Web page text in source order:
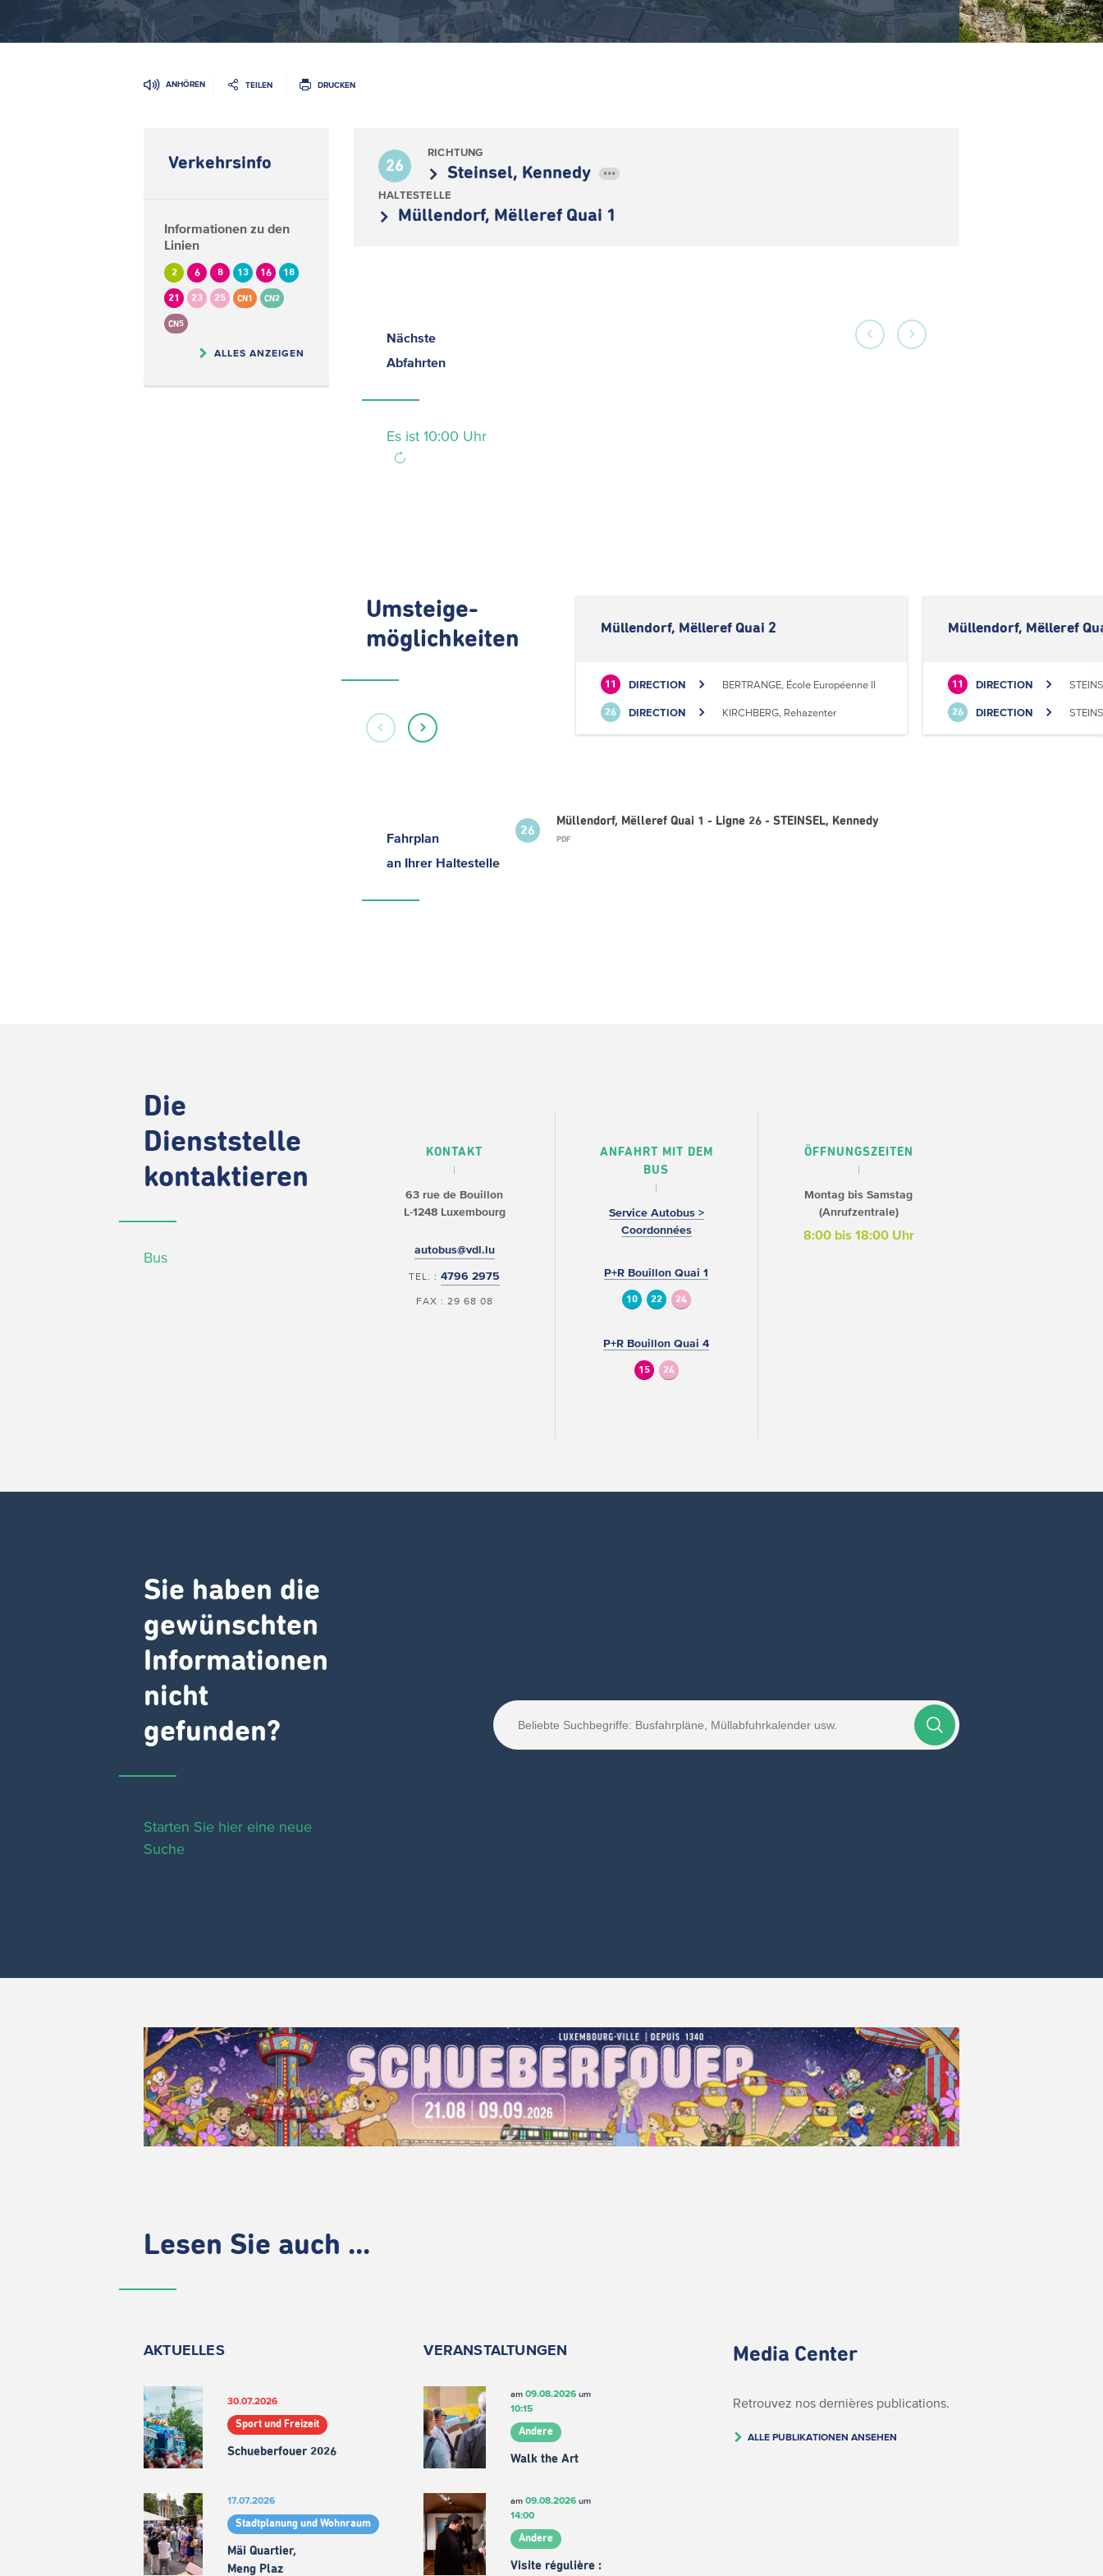
ANHÖREN TEILEN DRUCKEN
Verkehrsinfo
Informationen zu den
Linien
2 6 8 13 16 18
21 23 25 CN1 CN2
CN5
ALLES ANZEIGEN
26
RICHTUNG
Steinsel, Kennedy •••
HALTESTELLE
Müllendorf, Mëlleref Quai 1
Nächste
Abfahrten
Es ist 10:00 Uhr
Umsteige-
möglichkeiten
Müllendorf, Mëlleref Quai 2
11 DIRECTION BERTRANGE, École Européenne II
26 DIRECTION KIRCHBERG, Rehazenter
Müllendorf, Mëlleref
11 DIRECTION
26 DIRECTION
Fahrplan
an Ihrer Haltestelle
26
Müllendorf, Mëlleref Quai 1 - Ligne 26 - STEINSEL, Kennedy
PDF
Die
Dienststelle
kontaktieren
Bus
KONTAKT
63 rue de Bouillon
L-1248 Luxembourg
autobus@vdl.lu
TEL. :4796 2975
FAX : 29 68 08
ANFAHRT MIT DEM
BUS
Service Autobus >
Coordonnées
P+R Bouillon Quai 1
10 22 24
P+R Bouillon Quai 4
15 24
ÖFFNUNGSZEITEN
Montag bis Samstag
(Anrufzentrale)
8:00 bis 18:00 Uhr
Sie haben die
gewünschten
Informationen
nicht
gefunden?
Starten Sie hier eine neue
Suche
Lesen Sie auch ...
AKTUELLES
30.07.2026
Sport und Freizeit
Schueberfouer 2026
17.07.2026
Stadtplanung und Wohnraum
Mäi Quartier,
Meng Plaz
VERANSTALTUNGEN
am09.08.2026 um
10:15
Andere
Walk the Art
am09.08.2026 um
14:00
Andere
Visite régulière :
Media Center
Retrouvez nos dernières publications.
ALLE PUBLIKATIONEN ANSEHEN